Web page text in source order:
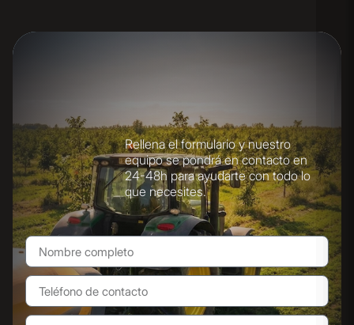
Rellena el formulario y nuestro
equipo se pondrá en contacto en
24-48h para ayudarte con todo lo
que necesites.